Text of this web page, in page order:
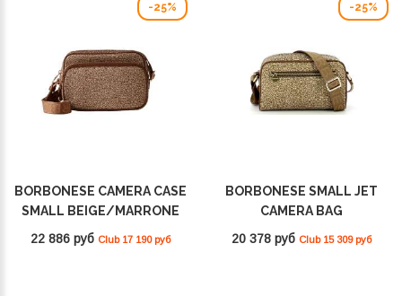
-25%
BORBONESE CAMERA CASE
SMALL BEIGE/MARRONE
934134I15994
22 886 руб Club 17 190 руб
-25%
BORBONESE SMALL JET
CAMERA BAG
BEIGE/MARRONE
934115I15994
20 378 руб Club 15 309 руб